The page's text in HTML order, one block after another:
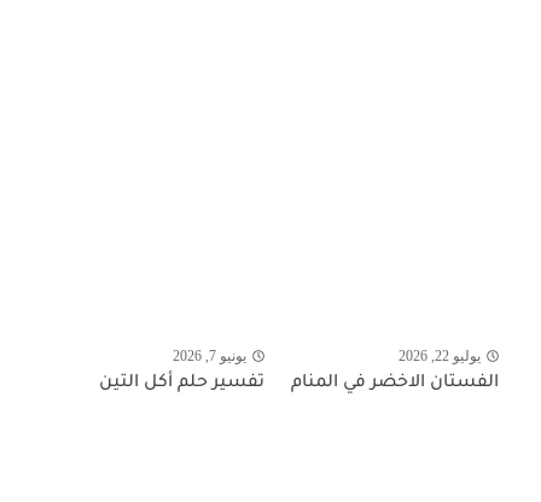
يوليو 22, 2026
الفستان الاخضر في المنام
يونيو 7, 2026
تفسير حلم أكل التين